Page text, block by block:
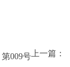
上一篇：
009号